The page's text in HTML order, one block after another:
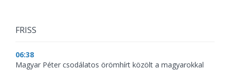
FRISS
06:38
Magyar Péter csodálatos örömhírt közölt a magyarokkal